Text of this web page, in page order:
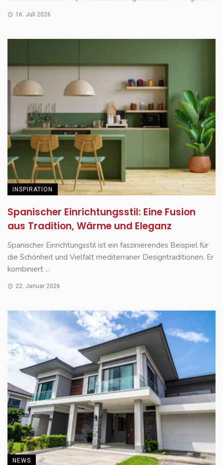
16. Juli 2026
INSPIRATION
Spanischer Einrichtungsstil: Eine Fusion
aus Tradition, Wärme und Eleganz
Spanischer Einrichtungsstil ist ein faszinierendes Beispiel für
die Schönheit und Vielfalt mediterraner Designtraditionen. Er
kombiniert ...
22. Januar 2026
NEWS